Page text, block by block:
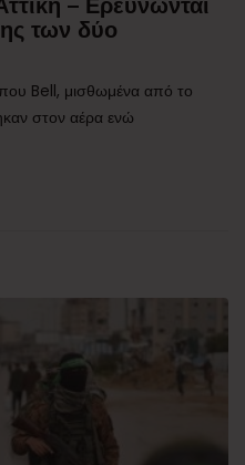
– Ερευνώνται
των δύο
Bell, μισθωμένα από το
στον αέρα ενώ